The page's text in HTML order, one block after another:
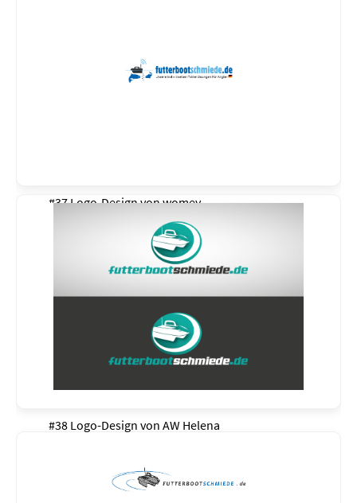
#37 Logo-Design vonwomey
#38 Logo-Design von AW Helena